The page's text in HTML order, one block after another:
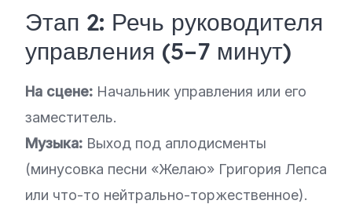
Этап 2: Речь руководителя
управления (5–7 минут)
На сцене: Начальник управления или его
заместитель.
Музыка: Выход под аплодисменты
(минусовка песни «Желаю» Григория Лепса
или что-то нейтрально-торжественное).